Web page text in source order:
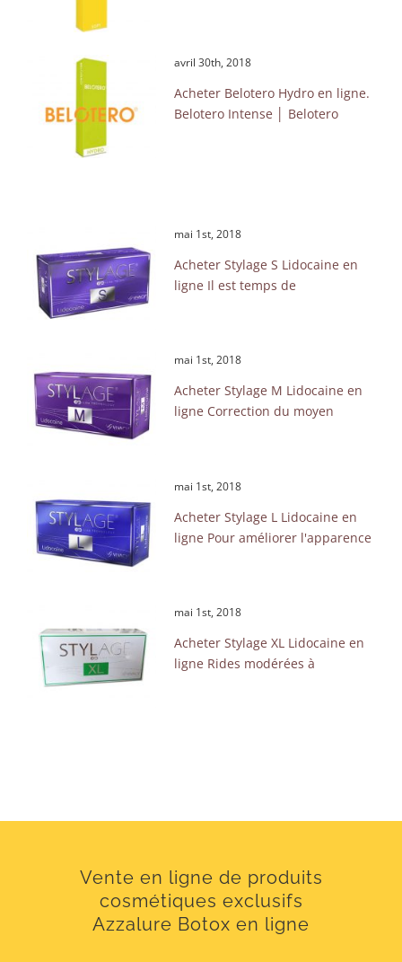
avril 30th, 2018
Acheter Belotero Hydro en ligne.
Belotero Intense │ Belotero
mai 1st, 2018
Acheter Stylage S Lidocaine en
ligne Il est temps de
mai 1st, 2018
Acheter Stylage M Lidocaine en
ligne Correction du moyen
mai 1st, 2018
Acheter Stylage L Lidocaine en
ligne Pour améliorer l'apparence
mai 1st, 2018
Acheter Stylage XL Lidocaine en
ligne Rides modérées à
Vente en ligne de produits
cosmétiques exclusifs
Azzalure Botox en ligne